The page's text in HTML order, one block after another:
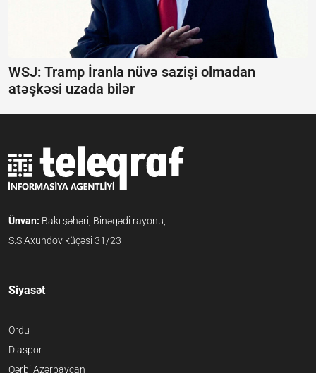
WSJ: Tramp İranla nüvə sazişi olmadan
atəşkəsi uzada bilər
Ünvan: Bakı şəhəri, Binəqədi rayonu,
S.S.Axundov küçəsi 31/23
Siyasət
Ordu
Diaspor
Qərbi Azərbaycan